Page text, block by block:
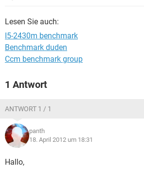
Lesen Sie auch:
I5-2430m benchmark
Benchmark duden
Ccm benchmark group
1 Antwort
ANTWORT 1 / 1
panth
18. April 2012 um 18:31
Hallo,